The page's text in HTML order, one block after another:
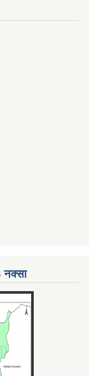
नक्सा